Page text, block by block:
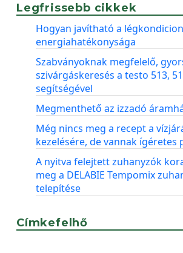
Legfrissebb cikkek
Hogyan javítható a
energiahatékonysága
Szabványoknak megfelelő,
szivárgáskeresés a testo 513,
segítségével
Megmenthető az izzadó
Még nincs meg a recept a
kezelésére, de vannak ígéretes
A nyitva felejtett zuhanyzók
meg a DELABIE Tempomix
telepítése
Címkefelhő